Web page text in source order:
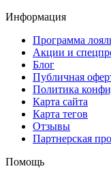
Информация
Программа
Акции и
Блог
Публичная
Политика
Карта сайта
Карта тегов
Отзывы
Партнерская
Помощь